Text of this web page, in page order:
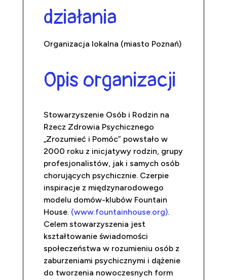
działania
Organizacja lokalna (miasto Poznań)
Opis organizacji
Stowarzyszenie Osób i Rodzin na
Rzecz Zdrowia Psychicznego
„Zrozumieć i Pomóc” powstało w
2000 roku z inicjatywy rodzin, grupy
profesjonalistów, jak i samych osób
chorujących psychicznie. Czerpie
inspiracje z międzynarodowego
modelu domów-klubów Fountain
House. (www.fountainhouse.org).
Celem stowarzyszenia jest
kształtowanie świadomości
społeczeństwa w rozumieniu osób z
zaburzeniami psychicznymi i dążenie
do tworzenia nowoczesnych form